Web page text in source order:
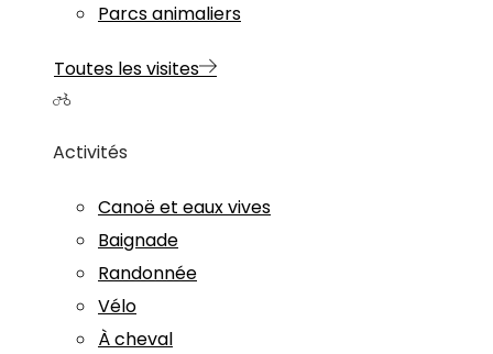
Parcs animaliers
Toutes les visites
Activités
Canoë et eaux vives
Baignade
Randonnée
Vélo
À cheval